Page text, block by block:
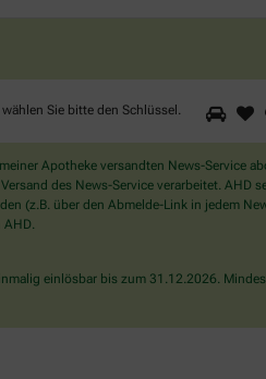
Sie bitte den Schlüssel
Sie
Mensch?
Dann
wählen
Schlüssel.
1
Apotheke versandten News-Service
des News-Service verarbeitet.
(z.B. über den Abmelde-Link in jedem
einlösbar bis zum 31.12.2026.